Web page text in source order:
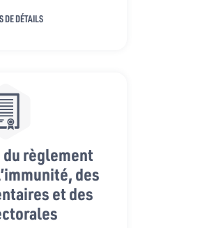
DE DÉTAILS
règlement
des
et des